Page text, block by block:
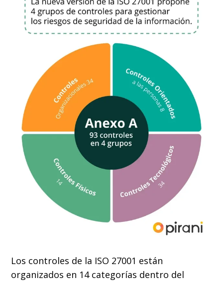
Los controles de la ISO 27001 están
organizados en 14 categorías dentro del